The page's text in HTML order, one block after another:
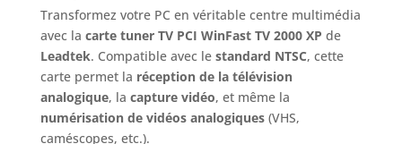
Transformez votre PC en véritable centre multimédia
avec la carte tuner TV PCI WinFast TV 2000 XP de
Leadtek. Compatible avec le standard NTSC, cette
carte permet la réception de la télévision
analogique, la capture vidéo, et même la
numérisation de vidéos analogiques(VHS,
caméscopes, etc.).